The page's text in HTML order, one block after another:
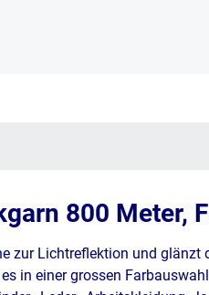
800 Meter,
zur Lichtreflektion und
in einer grossen